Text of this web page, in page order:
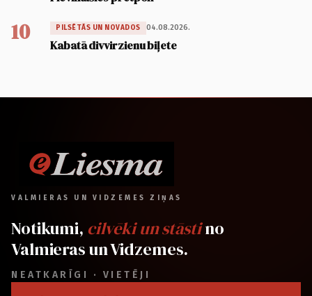
10 PILSĒTĀS UN NOVADOS 04.08.2026.
Kabatā divvirzienu biļete
VALMIERAS UN VIDZEMES ZIŅAS
Notikumi, cilvēki un stāstino
Valmieras un Vidzemes.
NEATKARĪGI · VIETĒJI